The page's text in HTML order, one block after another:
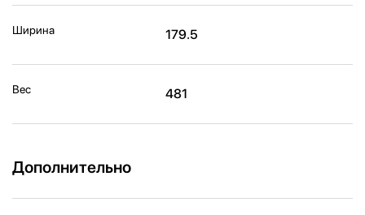
Ширина 179.5
Вес 481
Дополнительно